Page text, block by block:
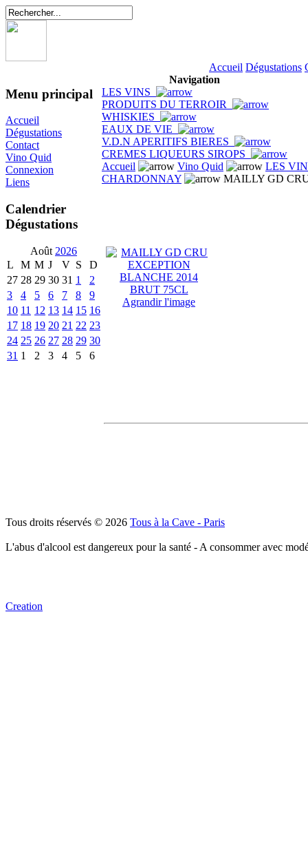
Accueil Dégustations
Menu principal
Accueil
Dégustations
Contact
Vino Quid
Connexion
Liens
Calendrier
Dégustations
Août 2026
L
M M J V S
D
27 28 29 30 31 1
2
3
4 5 6 7 8
9
10 11 12 13 14 15 16
17 18 19 20 21 22 23
24 25 26 27 28 29 30
31 1 2 3 4 5 6
Navigation
LES VINS
PRODUITS DU TERROIR
WHISKIES
EAUX DE VIE
V.D.N APERITIFS BIERES
CREMES LIQUEURS SIROPS
Accueil
Vino Quid
LES
CHARDONNAY
MAILLY GD
Agrandir l'image
Tous droits réservés © 2026 Tous à la Cave - Paris
L'abus d'alcool est dangereux pour la santé - A consommer avec
Creation